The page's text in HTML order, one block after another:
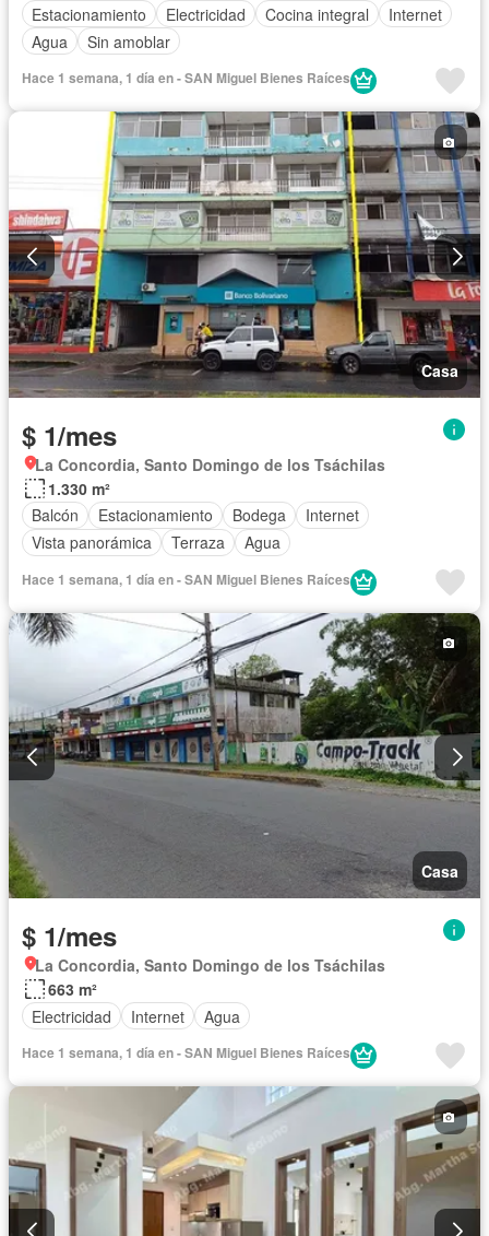
Estacionamiento
Electricidad Cocina integral
Internet
Agua
Sin amoblar
Hace 1 semana, 1 día en - SAN Miguel Bienes Raíces
Casa
$ 1/mes
La Concordia, Santo Domingo de los Tsáchilas
1.330 m²
Balcón
Estacionamiento Bodega
Internet
Vista panorámica
Terraza Agua
Hace 1 semana, 1 día en - SAN Miguel Bienes Raíces
Casa
$ 1/mes
La Concordia, Santo Domingo de los Tsáchilas
663 m²
Electricidad
Internet Agua
Hace 1 semana, 1 día en - SAN Miguel Bienes Raíces